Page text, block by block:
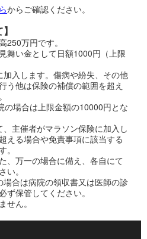
からご確認ください。
万円です。
舞い金として日額1000円（上限
入します。傷病や紛失、その他
う他は保険の補償の範囲を超え
の場合は上限金額の10000円とな
主催者がマラソン保険に加入し
える場合や免責事項に該当する
、万一の場合に備え、各自にて
。
合は病院の領収書又は医師の診
保管してください。
ん。